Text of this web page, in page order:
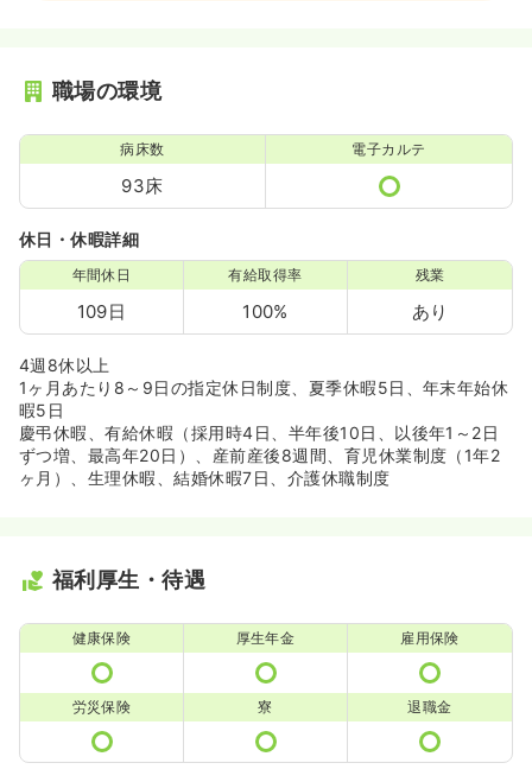
職場の環境
病床数
93床
電子カルテ
休日・休暇詳細
年間休日
109日
有給取得率
100%
残業
あり
4週8休以上
1ヶ月あたり8～9日の指定休日制度、夏季休暇5日、年末年始休
暇5日
慶弔休暇、有給休暇（採用時4日、半年後10日、以後年1～2日
ずつ増、最高年20日）、産前産後8週間、育児休業制度（1年2
ヶ月）、生理休暇、結婚休暇7日、介護休職制度
福利厚生・待遇
健康保険 厚生年金 雇用保険
労災保険 寮 退職金